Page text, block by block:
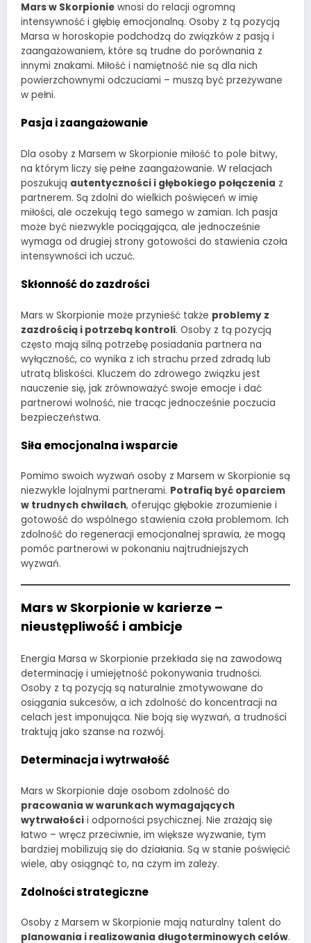
Mars w Skorpionie wnosi do relacji ogromną
intensywność i głębię emocjonalną. Osoby z tą pozycją
Marsa w horoskopie podchodzą do związków z pasją i
zaangażowaniem, które są trudne do porównania z
innymi znakami. Miłość i namiętność nie są dla nich
powierzchownymi odczuciami – muszą być przeżywane
w pełni.
Pasja i zaangażowanie
Dla osoby z Marsem w Skorpionie miłość to pole bitwy,
na którym liczy się pełne zaangażowanie. W relacjach
poszukują autentyczności i głębokiego połączenia z
partnerem. Są zdolni do wielkich poświęceń w imię
miłości, ale oczekują tego samego w zamian. Ich pasja
może być niezwykle pociągająca, ale jednocześnie
wymaga od drugiej strony gotowości do stawienia czoła
intensywności ich uczuć.
Skłonność do zazdrości
Mars w Skorpionie może przynieść także problemy z
zazdrością i potrzebą kontroli. Osoby z tą pozycją
często mają silną potrzebę posiadania partnera na
wyłączność, co wynika z ich strachu przed zdradą lub
utratą bliskości. Kluczem do zdrowego związku jest
nauczenie się, jak zrównoważyć swoje emocje i dać
partnerowi wolność, nie tracąc jednocześnie poczucia
bezpieczeństwa.
Siła emocjonalna i wsparcie
Pomimo swoich wyzwań osoby z Marsem w Skorpionie są
niezwykle lojalnymi partnerami. Potrafią być oparciem
w trudnych chwilach, oferując głębokie zrozumienie i
gotowość do wspólnego stawienia czoła problemom. Ich
zdolność do regeneracji emocjonalnej sprawia, że mogą
pomóc partnerowi w pokonaniu najtrudniejszych
wyzwań.
Mars w Skorpionie w karierze –
nieustępliwość i ambicje
Energia Marsa w Skorpionie przekłada się na zawodową
determinację i umiejętność pokonywania trudności.
Osoby z tą pozycją są naturalnie zmotywowane do
osiągania sukcesów, a ich zdolność do koncentracji na
celach jest imponująca. Nie boją się wyzwań, a trudności
traktują jako szanse na rozwój.
Determinacja i wytrwałość
Mars w Skorpionie daje osobom zdolność do
pracowania w warunkach wymagających
wytrwałości i odporności psychicznej. Nie zrażają się
łatwo – wręcz przeciwnie, im większe wyzwanie, tym
bardziej mobilizują się do działania. Są w stanie poświęcić
wiele, aby osiągnąć to, na czym im zależy.
Zdolności strategiczne
Osoby z Marsem w Skorpionie mają naturalny talent do
planowania i realizowania długoterminowych celów.